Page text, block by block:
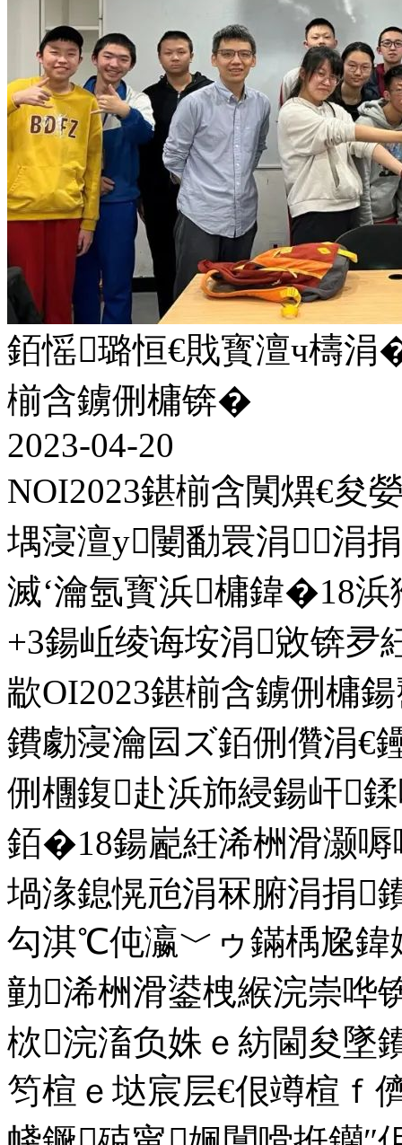
銆愮璐恒€戝寳澶ч檮涓
椾含鐪侀槦锛�
2023-04-20
NOI2023鍖椾含闃熼€
堣寖澶у闄勫睘涓涓
滅‘瀹氬寳浜槦鍏�18浜
+3鍚岴绫诲垵涓敓锛夛
歂OI2023鍖椾含鐪侀槦
鐨勮寖瀹囩ズ銆侀儹涓€
侀檲鍑赴浜斾綅鍚屽
銆�18鍚嶏紝浠栦滑灏
堝湪鎴愰兘涓冧腑涓捐
勾淇℃伅瀛﹀ゥ鏋楀尮鍏
勭浠栦滑鍙栧緱浣崇哗
栨浣滀负姝ｅ紡閫夋墜
笉楦ｅ垯宸层€佷竴楦ｆ